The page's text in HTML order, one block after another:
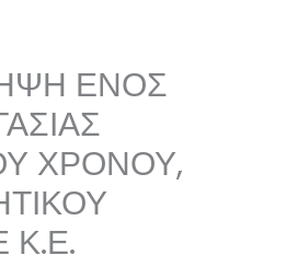
ΕΝΟΣ
ΧΡΟΝΟΥ,
Κ.Ε.